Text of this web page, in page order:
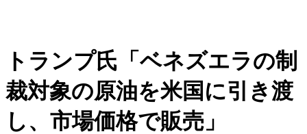
トランプ氏「ベネズエラの制
裁対象の原油を米国に引き渡
し、市場価格で販売」